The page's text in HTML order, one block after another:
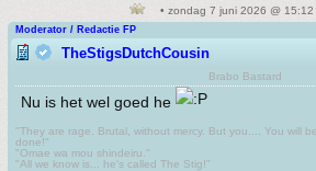
• zondag 7 juni 2026 @ 15:12
Moderator / Redactie FP
TheStigsDutchCousin
Brabo Bastard
Nu is het wel goed he
"They are rage. Brutal, without mercy. But you.... You will
done!"
"Omae wa mou shindeiru."
"All we know is... he's called The Stig!"